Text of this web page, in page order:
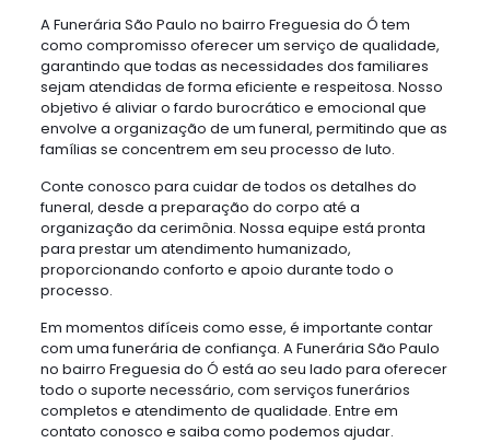
A Funerária São Paulo no bairro Freguesia do Ó tem
como compromisso oferecer um serviço de qualidade,
garantindo que todas as necessidades dos familiares
sejam atendidas de forma eficiente e respeitosa. Nosso
objetivo é aliviar o fardo burocrático e emocional que
envolve a organização de um funeral, permitindo que as
famílias se concentrem em seu processo de luto.
Conte conosco para cuidar de todos os detalhes do
funeral, desde a preparação do corpo até a
organização da cerimônia. Nossa equipe está pronta
para prestar um atendimento humanizado,
proporcionando conforto e apoio durante todo o
processo.
Em momentos difíceis como esse, é importante contar
com uma funerária de confiança. A Funerária São Paulo
no bairro Freguesia do Ó está ao seu lado para oferecer
todo o suporte necessário, com serviços funerários
completos e atendimento de qualidade. Entre em
contato conosco e saiba como podemos ajudar.